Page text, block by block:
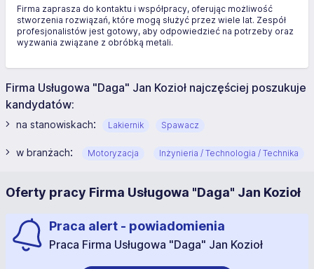
Firma zaprasza do kontaktu i współpracy, oferując możliwość
stworzenia rozwiązań, które mogą służyć przez wiele lat. Zespół
profesjonalistów jest gotowy, aby odpowiedzieć na potrzeby oraz
wyzwania związane z obróbką metali.
Firma Usługowa "Daga" Jan Kozioł najczęściej poszukuje
kandydatów:
na stanowiskach: Lakiernik Spawacz
w branżach: Motoryzacja Inżynieria / Technologia / Technika
Oferty pracy Firma Usługowa "Daga" Jan Kozioł
Praca alert - powiadomienia
Praca Firma Usługowa "Daga" Jan Kozioł